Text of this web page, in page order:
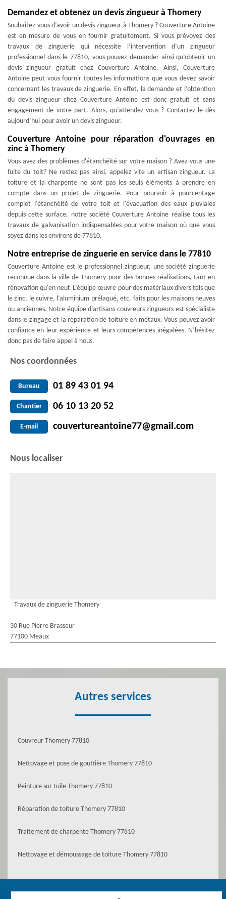
Demandez et obtenez un devis zingueur à Thomery
Souhaitez-vous d’avoir un devis zingueur à Thomery ? Couverture Antoine
est en mesure de vous en fournir gratuitement. Si vous prévoyez des
travaux de zinguerie qui nécessite l’intervention d’un zingueur
professionnel dans le 77810, vous pouvez demander ainsi qu’obtenir un
devis zingueur gratuit chez Couverture Antoine. Ainsi, Couverture
Antoine peut vous fournir toutes les informations que vous devez savoir
concernant les travaux de zinguerie. En effet, la demande et l’obtention
du devis zingueur chez Couverture Antoine est donc gratuit et sans
engagement de votre part. Alors, qu’attendez-vous ? Contactez-le dès
aujourd’hui pour avoir un devis zingueur.
Couverture Antoine pour réparation d'ouvrages en
zinc à Thomery
Vous avez des problèmes d'étanchéité sur votre maison ? Avez-vous une
fuite du toit? Ne restez pas ainsi, appelez vite un artisan zingueur. La
toiture et la charpente ne sont pas les seuls éléments à prendre en
compte dans un projet de zinguerie. Pour pourvoir à pourcentage
complet l'étanchéité de votre toit et l'évacuation des eaux pluviales
depuis cette surface, notre société Couverture Antoine réalise tous les
travaux de galvanisation indispensables pour votre maison où que vous
soyez dans les environs de 77810.
Notre entreprise de zinguerie en service dans le 77810
Couverture Antoine est le professionnel zingueur, une société zinguerie
reconnue dans la ville de Thomery pour des bonnes réalisations, tant en
rénovation qu'en neuf. L’équipe œuvre pour des matériaux divers tels que
le zinc, le cuivre, l’aluminium prélaqué, etc. faits pour les maisons neuves
ou anciennes. Notre équipe d’artisans couvreurs zingueurs est spécialiste
dans le zingage et la réparation de toiture en métaux. Vous pouvez avoir
confiance en leur expérience et leurs compétences inégalées. N’hésitez
donc pas de faire appel à nous.
Nos coordonnées
Bureau 01 89 43 01 94
Chantier 06 10 13 20 52
E-mail couvertureantoine77@gmail.com
Nous localiser
Travaux de zinguerie Thomery
30 Rue Pierre Brasseur
77100 Meaux
Autres services
Couvreur Thomery 77810
Nettoyage et pose de gouttière Thomery 77810
Peinture sur tuile Thomery 77810
Réparation de toiture Thomery 77810
Traitement de charpente Thomery 77810
Nettoyage et démoussage de toiture Thomery 77810